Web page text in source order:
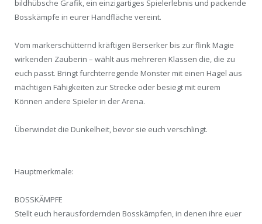
bildhübsche Grafik, ein einzigartiges Spielerlebnis und packende
Bosskämpfe in eurer Handfläche vereint.
Vom markerschütternd kräftigen Berserker bis zur flink Magie
wirkenden Zauberin – wählt aus mehreren Klassen die, die zu
euch passt. Bringt furchterregende Monster mit einen Hagel aus
mächtigen Fähigkeiten zur Strecke oder besiegt mit eurem
Können andere Spieler in der Arena.
Überwindet die Dunkelheit, bevor sie euch verschlingt.
Hauptmerkmale:
BOSSKÄMPFE
Stellt euch herausfordernden Bosskämpfen, in denen ihre euer